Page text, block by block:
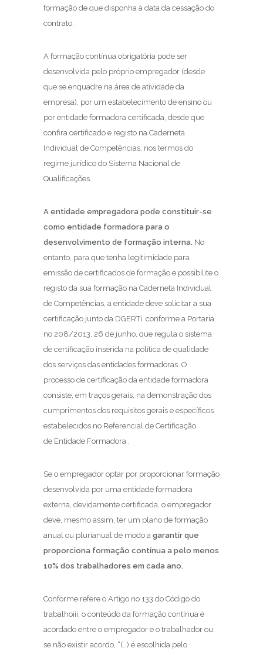
formação de que disponha à data da cessação do
contrato.
A formação contínua obrigatória pode ser
desenvolvida pelo próprio empregador (desde
que se enquadre na área de atividade da
empresa), por um estabelecimento de ensino ou
por entidade formadora certificada, desde que
confira certificado e registo na Caderneta
Individual de Competências, nos termos do
regime jurídico do Sistema Nacional de
Qualificações.
A entidade empregadora pode constituir-se
como entidade formadora para o
desenvolvimento de formação interna. No
entanto, para que tenha legitimidade para
emissão de certificados de formação e possibilite o
registo da sua formação na Caderneta Individual
de Competências, a entidade deve solicitar a sua
certificação junto da DGERTi, conforme a Portaria
no 208/2013, 26 de junho, que regula o sistema
de certificação inserida na política de qualidade
dos serviços das entidades formadoras. O
processo de certificação da entidade formadora
consiste, em traços gerais, na demonstração dos
cumprimentos dos requisitos gerais e específicos
estabelecidos no Referencial de Certificação
de Entidade Formadora .
Se o empregador optar por proporcionar formação
desenvolvida por uma entidade formadora
externa, devidamente certificada, o empregador
deve, mesmo assim, ter um plano de formação
anual ou plurianual de modo a garantir que
proporciona formação contínua a pelo menos
10% dos trabalhadores em cada ano.
Conforme refere o Artigo no 133 do Código do
trabalhoiii, o conteúdo da formação contínua é
acordado entre o empregador e o trabalhador ou,
se não existir acordo, “(…) é escolhida pelo